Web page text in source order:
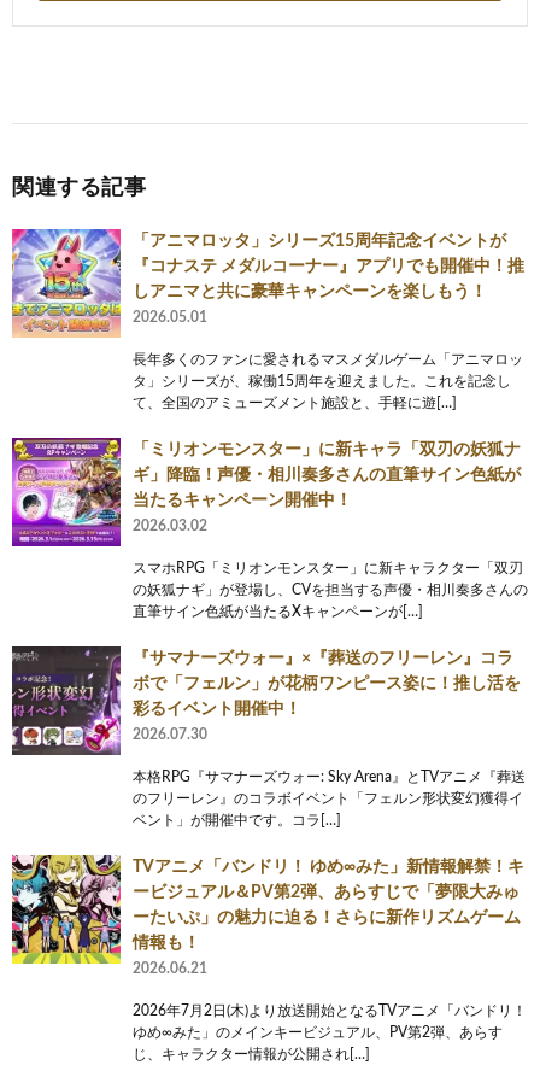
関連する記事
「アニマロッタ」シリーズ15周年記念イベントが
『コナステ メダルコーナー』アプリでも開催中！推
しアニマと共に豪華キャンペーンを楽しもう！
2026.05.01
長年多くのファンに愛されるマスメダルゲーム「アニマロッ
タ」シリーズが、稼働15周年を迎えました。これを記念し
て、全国のアミューズメント施設と、手軽に遊[…]
「ミリオンモンスター」に新キャラ「双刃の妖狐ナ
ギ」降臨！声優・相川奏多さんの直筆サイン色紙が
当たるキャンペーン開催中！
2026.03.02
スマホRPG「ミリオンモンスター」に新キャラクター「双刃
の妖狐ナギ」が登場し、CVを担当する声優・相川奏多さんの
直筆サイン色紙が当たるXキャンペーンが[…]
『サマナーズウォー』×『葬送のフリーレン』コラ
ボで「フェルン」が花柄ワンピース姿に！推し活を
彩るイベント開催中！
2026.07.30
本格RPG『サマナーズウォー: Sky Arena』とTVアニメ『葬送
のフリーレン』のコラボイベント「フェルン形状変幻獲得イ
ベント」が開催中です。コラ[…]
TVアニメ「バンドリ！ ゆめ∞みた」新情報解禁！キ
ービジュアル＆PV第2弾、あらすじで「夢限大みゅ
ーたいぷ」の魅力に迫る！さらに新作リズムゲーム
情報も！
2026.06.21
2026年7月2日(木)より放送開始となるTVアニメ「バンドリ！
ゆめ∞みた」のメインキービジュアル、PV第2弾、あらす
じ、キャラクター情報が公開され[…]